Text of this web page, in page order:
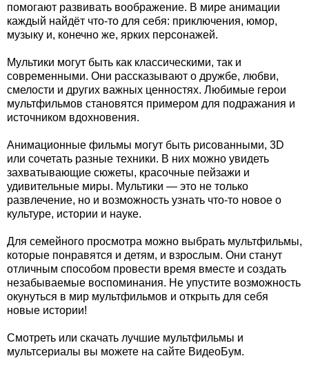
помогают развивать воображение. В мире анимации
каждый найдёт что-то для себя: приключения, юмор,
музыку и, конечно же, ярких персонажей.
Мультики могут быть как классическими, так и
современными. Они рассказывают о дружбе, любви,
смелости и других важных ценностях. Любимые герои
мультфильмов становятся примером для подражания и
источником вдохновения.
Анимационные фильмы могут быть рисованными, 3D
или сочетать разные техники. В них можно увидеть
захватывающие сюжеты, красочные пейзажи и
удивительные миры. Мультики — это не только
развлечение, но и возможность узнать что-то новое о
культуре, истории и науке.
Для семейного просмотра можно выбрать мультфильмы,
которые понравятся и детям, и взрослым. Они станут
отличным способом провести время вместе и создать
незабываемые воспоминания. Не упустите возможность
окунуться в мир мультфильмов и открыть для себя
новые истории!
Смотреть или скачать лучшие мультфильмы и
мультсериалы вы можете на сайте ВидеоБум.